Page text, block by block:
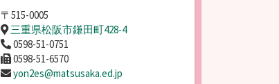
〒515-0005
三重県松阪市鎌田町428-4
0598-51-0751
0598-51-6570
yon2es@matsusaka.ed.jp